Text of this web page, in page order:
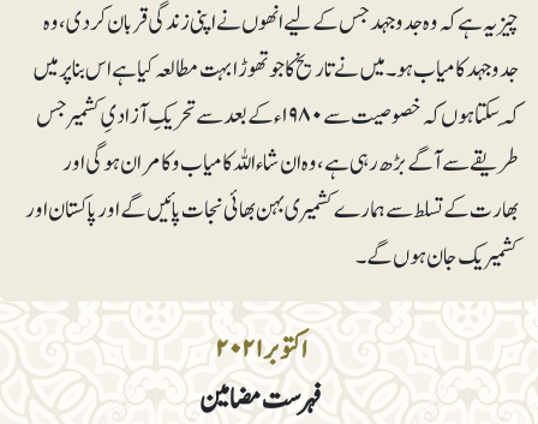
اکتوبر ۲۰۲۱
فہرست مضامین
چیز یہ ہے کہ وہ جدوجہد جس کے لیے انھوں نے اپنی زندگی قربان کردی، وہ
جدوجہد کامیاب ہو۔میں نے تاریخ کا جو تھوڑا بہت مطالعہ کیا ہے اس بنا پر میں
کَہ سکتا ہوں کہ خصوصیت سے ۱۹۸۰ء کے بعد سے تحریکِ آزادیِ کشمیر جس
طریقے سے آگے بڑھ رہی ہے، وہ ان شاء اللہ کامیاب و کامران ہوگی اور
بھارت کے تسلط سے ہمارے کشمیری بہن بھائی نجات پائیں گے اور پاکستان اور
کشمیر یک جان ہوں گے۔